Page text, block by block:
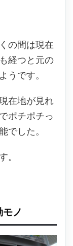
の間は現在
経つと元の
うです。
在地が見れ
ポチポチっ
でした。
。
ノ